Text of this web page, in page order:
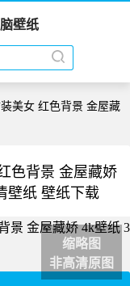
壁纸
美女 红色背景 金屋藏
色背景 金屋藏娇
壁纸 壁纸下载
缩略图
非高清原图